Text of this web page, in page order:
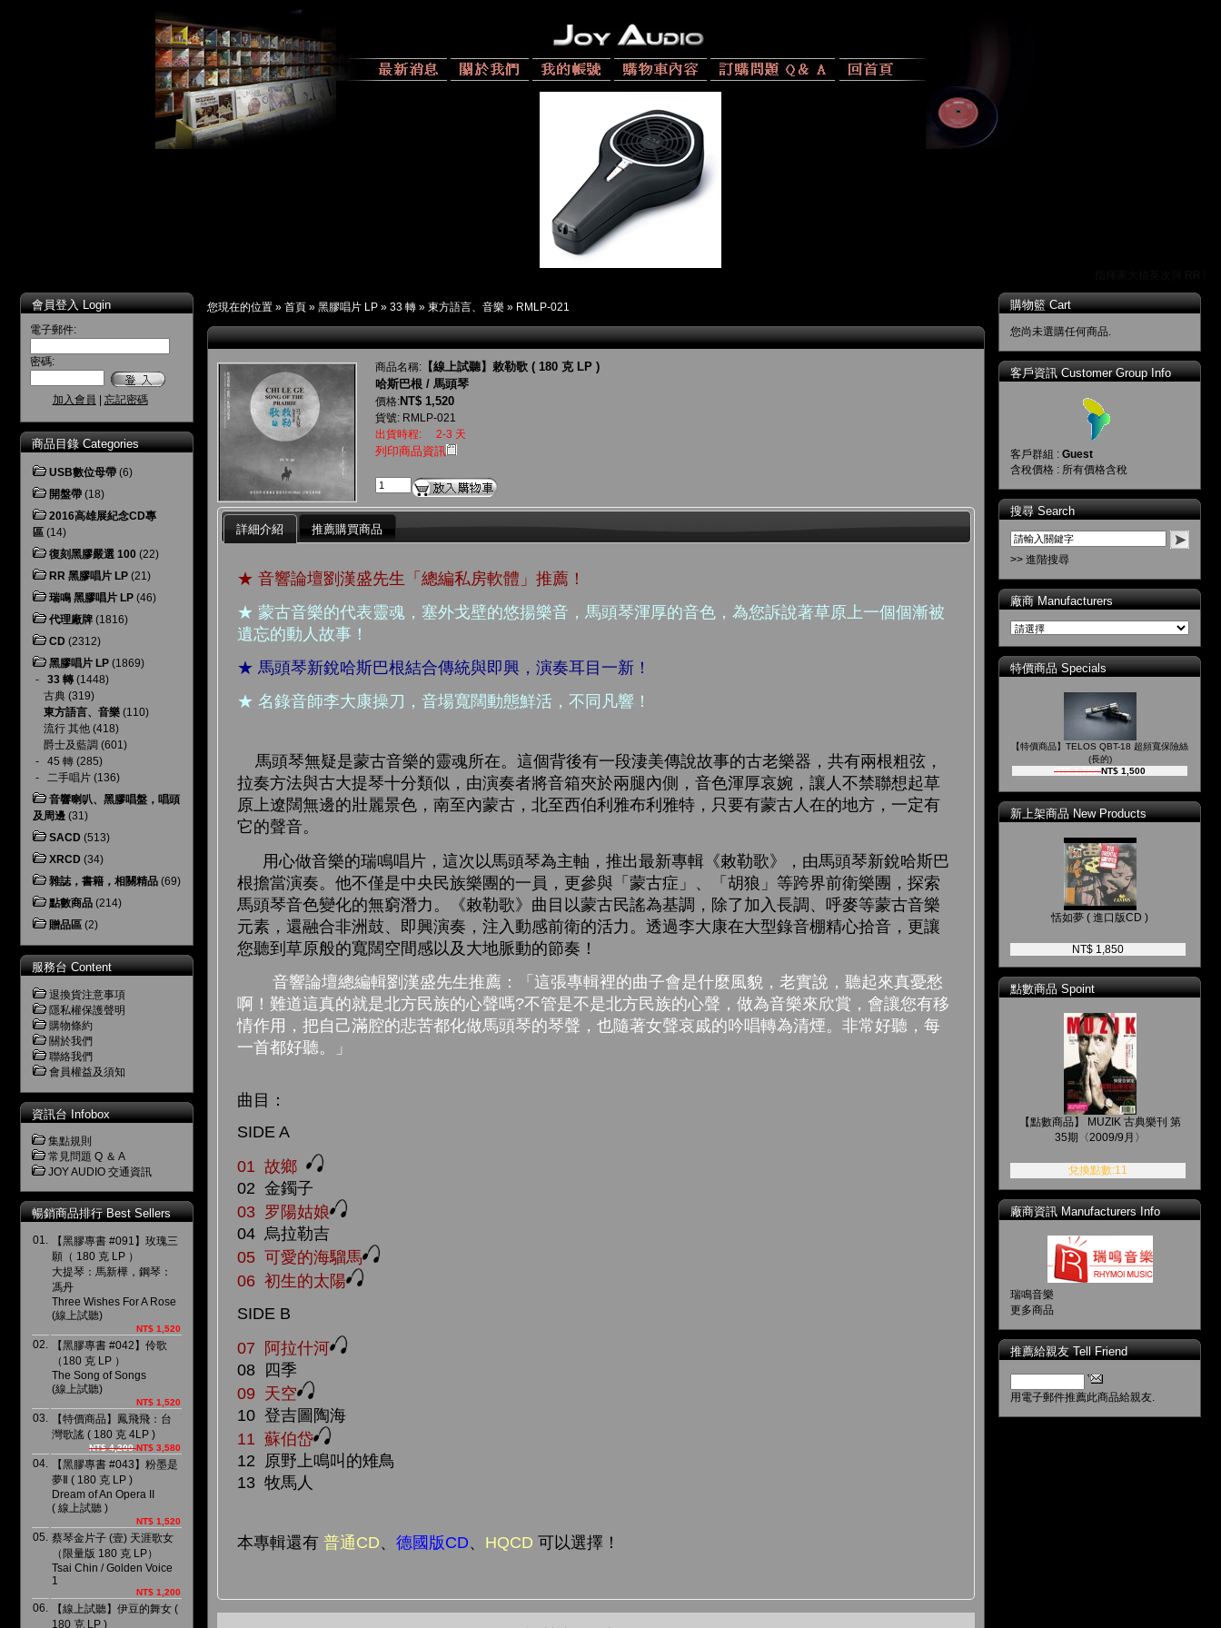
會員登入 Login
電子郵件:
密碼:
加入會員 忘記密碼
商品目錄 Categories
USB數位母帶 (6)
開盤帶 (18)
2016高雄展紀念CD專
區 (14)
復刻黑膠嚴選 100 (22)
RR 黑膠唱片 LP (21)
瑞鳴 黑膠唱片 LP (46)
代理廠牌 (1816)
CD (2312)
黑膠唱片 LP (1869)
- 33 轉 (1448)
古典 (319)
東方語言、音樂 (110)
流行 其他 (418)
爵士及藍調 (601)
- 45 轉 (285)
- 二手唱片 (136)
音響喇叭、黑膠唱盤，唱頭
及周邊 (31)
SACD (513)
XRCD (34)
雜誌，書籍，相關精品 (69)
點數商品 (214)
贈品區 (2)
服務台 Content
退換貨注意事項
隱私權保護聲明
購物條約
關於我們
聯絡我們
會員權益及須知
資訊台 Infobox
集點規則
常見問題 Q ＆ A
JOY AUDIO 交通資訊
暢銷商品排行 Best Sellers
01.
【黑膠專書 #091】玫瑰三
願（ 180 克 LP ）
大提琴：馬新樺，鋼琴：
馮丹
Three Wishes For A Rose
(線上試聽)
NT$ 1,520
02.
【黑膠專書 #042】伶歌
（180 克 LP ）
The Song of Songs
(線上試聽)
NT$ 1,520
03.
【特價商品】鳳飛飛：台
灣歌謠 ( 180 克 4LP )
NT$ 4,200NT$ 3,580
04.
【黑膠專書 #043】粉墨是
夢Ⅱ ( 180 克 LP )
Dream of An Opera II
( 線上試聽 )
NT$ 1,520
05. 蔡琴金片子 (壹) 天涯歌女
（限量版 180 克 LP）
Tsai Chin / Golden Voice
1
NT$ 1,200
06.
【線上試聽】伊豆的舞女 (
180 克 LP )
您現在的位置 » 首頁 » 黑膠唱片 LP » 33 轉 » 東方語言、音樂 » RMLP-021
商品名稱: 【線上試聽】敕勒歌 ( 180 克 LP )
哈斯巴根 / 馬頭琴
價格:NT$ 1,520
貨號: RMLP-021
出貨時程:
2-3 天
列印商品資訊
詳細介紹 推薦購買商品
★ 音響論壇劉漢盛先生「總編私房軟體」推薦！
★ 蒙古音樂的代表靈魂，塞外戈壁的悠揚樂音，馬頭琴渾厚的音色，為您訴說著草原上一個個漸被
遺忘的動人故事！
★ 馬頭琴新銳哈斯巴根結合傳統與即興，演奏耳目一新！
★ 名錄音師李大康操刀，音場寬闊動態鮮活，不同凡響！
馬頭琴無疑是蒙古音樂的靈魂所在。這個背後有一段淒美傳說故事的古老樂器，共有兩根粗弦，
拉奏方法與古大提琴十分類似，由演奏者將音箱夾於兩腿內側，音色渾厚哀婉，讓人不禁聯想起草
原上遼闊無邊的壯麗景色，南至內蒙古，北至西伯利雅布利雅特，只要有蒙古人在的地方，一定有
它的聲音。
用心做音樂的瑞鳴唱片，這次以馬頭琴為主軸，推出最新專輯《敕勒歌》，由馬頭琴新銳哈斯巴
根擔當演奏。他不僅是中央民族樂團的一員，更參與「蒙古症」、「胡狼」等跨界前衛樂團，探索
馬頭琴音色變化的無窮潛力。《敕勒歌》曲目以蒙古民謠為基調，除了加入長調、呼麥等蒙古音樂
元素，還融合非洲鼓、即興演奏，注入動感前衛的活力。透過李大康在大型錄音棚精心拾音，更讓
您聽到草原般的寬闊空間感以及大地脈動的節奏！
音響論壇總編輯劉漢盛先生推薦：「這張專輯裡的曲子會是什麼風貌，老實說，聽起來真憂愁
啊！難道這真的就是北方民族的心聲嗎?不管是不是北方民族的心聲，做為音樂來欣賞，會讓您有移
情作用，把自己滿腔的悲苦都化做馬頭琴的琴聲，也隨著女聲哀戚的吟唱轉為清煙。非常好聽，每
一首都好聽。」
曲目：
SIDE A
01 故鄉
02 金鐲子
03 罗陽姑娘
04 烏拉勒吉
05 可愛的海騮馬
06 初生的太陽
SIDE B
07 阿拉什河
08 四季
09 天空
10 登吉圖陶海
11 蘇伯岱
12 原野上鳴叫的雉鳥
13 牧馬人
本專輯還有普通CD、德國版CD、 HQCD 可以選擇！
購物籃 Cart
您尚未選購任何商品.
客戶資訊 Customer Group Info
客戶群組 : Guest
含稅價格 : 所有價格含稅
搜尋 Search
>> 進階搜尋
廠商 Manufacturers
特價商品 Specials
【特價商品】TELOS QBT-18 超頻寬保險絲
(長的)
NT$ 1,700NT$ 1,500
新上架商品 New Products
恬如夢 ( 進口版CD )
NT$ 1,850
點數商品 Spoint
【點數商品】 MUZIK 古典樂刊 第
35期〈2009/9月〉
兌換點數:11
廠商資訊 Manufacturers Info
瑞鳴音樂
更多商品
推薦給親友 Tell Friend
用電子郵件推薦此商品給親友.